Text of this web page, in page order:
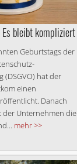
Es bleibt kompliziert
Geburtstags der
hat der
einen
Danach
der Unternehmen die
mehr >>